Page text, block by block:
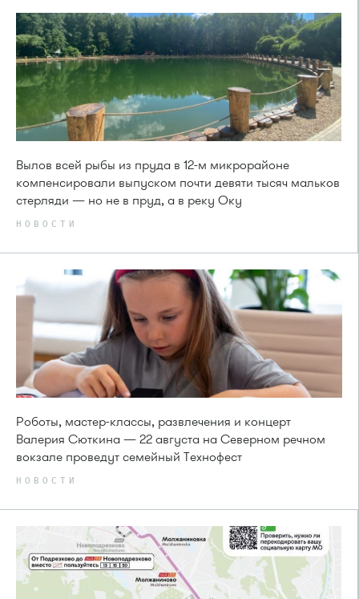
Вылов всей рыбы из пруда в 12-м микрорайоне
компенсировали выпуском почти девяти тысяч мальков
стерляди — но не в пруд, а в реку Оку
НОВОСТИ
Роботы, мастер-классы, развлечения и концерт
Валерия Сюткина — 22 августа на Северном речном
вокзале проведут семейный Технофест
НОВОСТИ